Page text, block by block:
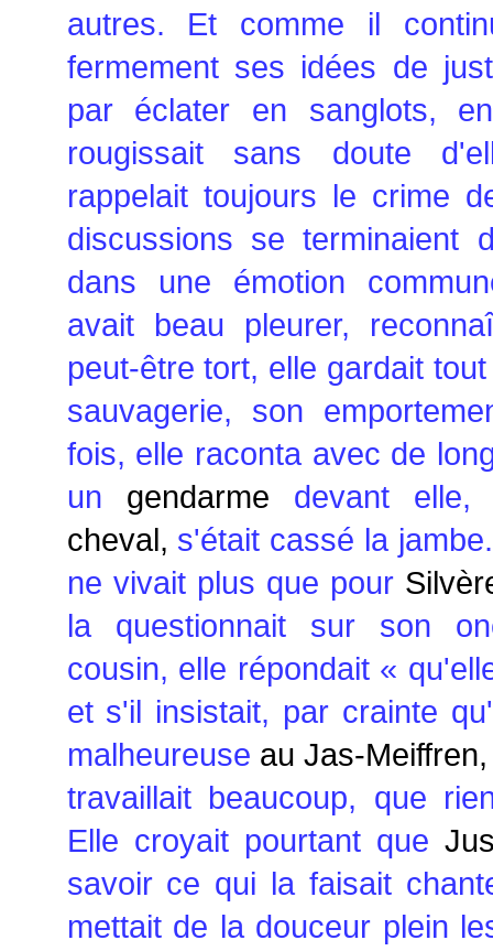
autres. Et comme il
fermement ses idées de
par éclater en sanglots,
rougissait sans doute
rappelait toujours le crime
discussions se terminaient
dans une émotion
avait beau pleurer,
peut-être tort, elle gardait
sauvagerie, son
fois, elle raconta avec de
un gendarme devant elle,
cheval, s'était cassé la
ne vivait plus que pour
la questionnait sur son
cousin, elle répondait «
et s'il insistait, par crainte
malheureuse au Jas-Meiffren,
travaillait beaucoup, que
Elle croyait pourtant que
savoir ce qui la faisait
mettait de la douceur plein